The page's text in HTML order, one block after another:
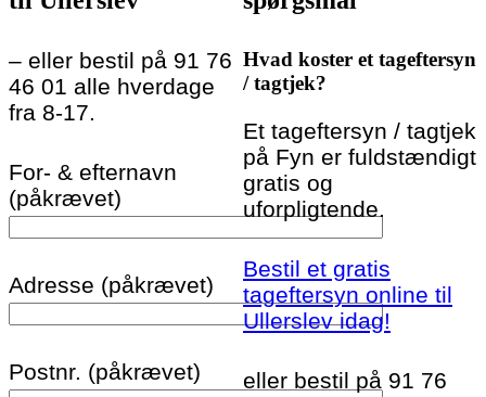
– eller bestil på 91 76
46 01 alle hverdage
fra 8-17.
For- & efternavn
(påkrævet)
Adresse (påkrævet)
Postnr. (påkrævet)
Hvad koster et tageftersyn
/ tagtjek?
Et tageftersyn / tagtjek
på Fyn er fuldstændigt
gratis og
uforpligtende.
Bestil et gratis
tageftersyn online til
Ullerslev idag!
eller bestil på 91 76